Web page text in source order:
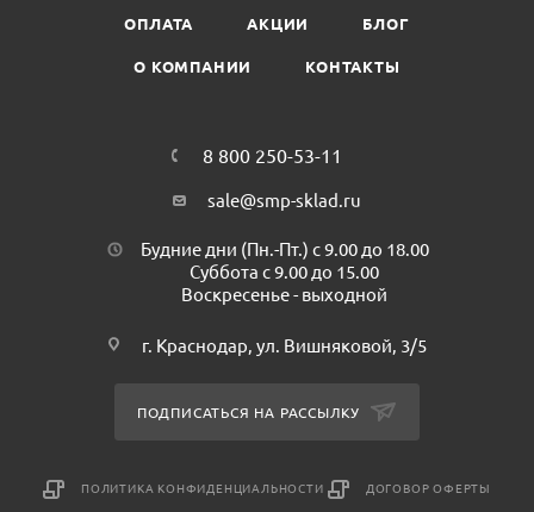
Длина намотки - 80 м
Материал: алюминий
ОПЛАТА АКЦИИ БЛОГ
О КОМПАНИИ КОНТАКТЫ
8 800 250-53-11
sale@smp-sklad.ru
Будние дни (Пн.-Пт.) с 9.00 до 18.00
Суббота с 9.00 до 15.00
Воскресенье - выходной
г. Краснодар, ул. Вишняковой, 3/5
ПОДПИСАТЬСЯ НА РАССЫЛКУ
ПОЛИТИКА КОНФИДЕНЦИАЛЬНОСТИ ДОГОВОР ОФЕРТЫ